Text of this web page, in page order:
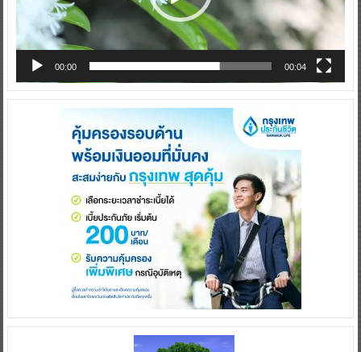
00:00 00:04